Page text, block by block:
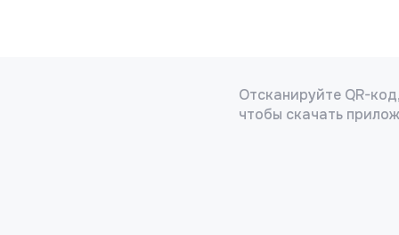
Отсканируйте QR-код,
чтобы скачать